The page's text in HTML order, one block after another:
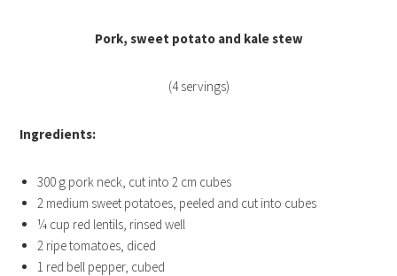
Pork, sweet potato and kale stew
(4 servings)
Ingredients:
300 g pork neck, cut into 2 cm cubes
2 medium sweet potatoes, peeled and cut into cubes
¼ cup red lentils, rinsed well
2 ripe tomatoes, diced
1 red bell pepper, cubed